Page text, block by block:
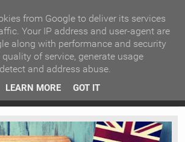
έκλεψαν τάματα από Ιερό Ναό στις Σέρρες
ΜΑΣ
ΑΡΘΡΑ
from Google to deliver its services
Your IP address and user-agent are
along with performance and security
of service, generate usage
and address abuse.
LEARN MORE GOT IT